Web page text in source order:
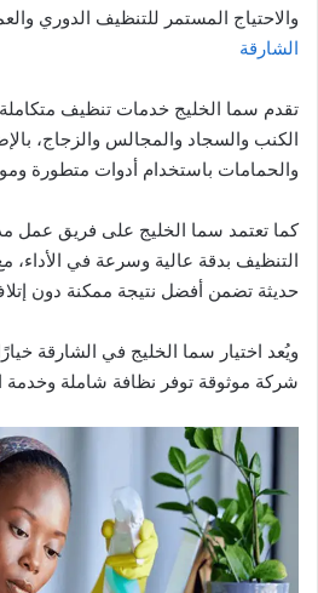
والاحتياج المستمر للتنظيف الدوري
الشارقة
تقدم سما الخليج خدمات تنظيف
الكنب والسجاد والمجالس والزجاج،
والحمامات باستخدام أدوات متطورة
كما تعتمد سما الخليج على فريق عمل
التنظيف بدقة عالية وسرعة في الأداء،
حديثة تضمن أفضل نتيجة ممكنة دون
ويُعد اختيار سما الخليج في الشارقة
شركة موثوقة توفر نظافة شاملة وخدمة